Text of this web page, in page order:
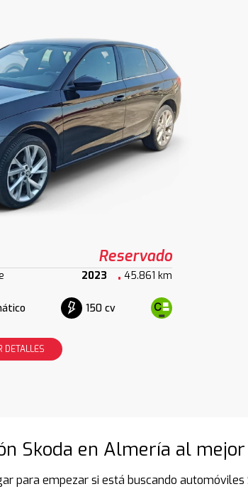
Reservado
2023 45.861 km
150 cv
DETALLES
Skoda en Almería al
para empezar si está buscando